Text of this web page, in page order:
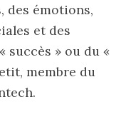
des émotions,
et des
» ou du «
membre du